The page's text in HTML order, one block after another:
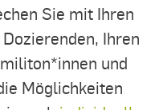
Sie mit Ihren
Ihren
und
Möglichkeiten